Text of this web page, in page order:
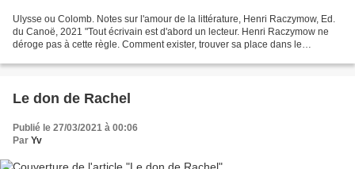
Ulysse ou Colomb. Notes sur l'amour de la littérature, Henri Raczymow, Ed.
du Canoë, 2021 "Tout écrivain est d'abord un lecteur. Henri Raczymow ne
déroge pas à cette règle. Comment exister, trouver sa place dans le
Le don de Rachel
Publié le 27/03/2021 à 00:06
Par Yv